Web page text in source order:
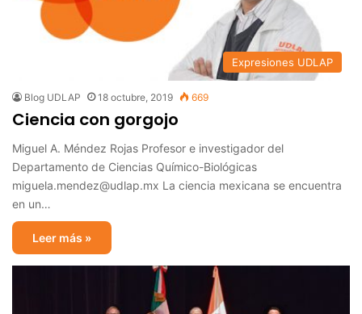
Expresiones UDLAP
Blog UDLAP 18 octubre, 2019 669
Ciencia con gorgojo
Miguel A. Méndez Rojas Profesor e investigador del
Departamento de Ciencias Químico-Biológicas
miguela.mendez@udlap.mx La ciencia mexicana se encuentra
en un…
Leer más »